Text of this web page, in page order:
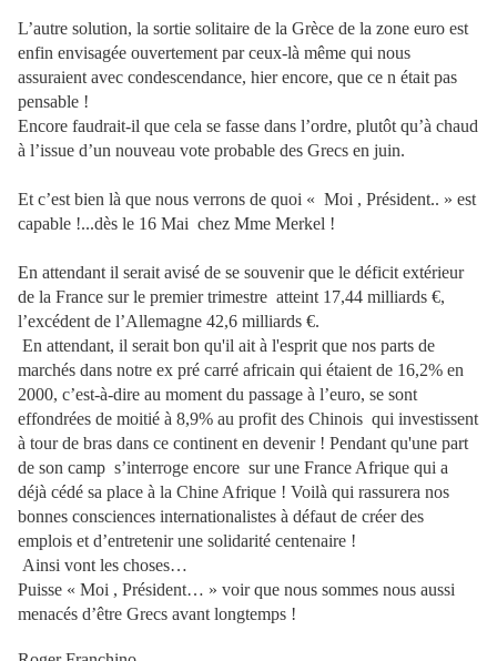
L’autre solution, la sortie solitaire de la Grèce de la zone euro est
enfin envisagée ouvertement par ceux-là même qui nous
assuraient avec condescendance, hier encore, que ce n était pas
pensable !
Encore faudrait-il que cela se fasse dans l’ordre, plutôt qu’à chaud
à l’issue d’un nouveau vote probable des Grecs en juin.
Et c’est bien là que nous verrons de quoi « Moi , Président.. » est
capable !...dès le 16 Mai chez Mme Merkel !
En attendant il serait avisé de se souvenir que le déficit extérieur
de la France sur le premier trimestre atteint 17,44 milliards €,
l’excédent de l’Allemagne 42,6 milliards €.
En attendant, il serait bon qu'il ait à l'esprit que nos parts de
marchés dans notre ex pré carré africain qui étaient de 16,2% en
2000, c’est-à-dire au moment du passage à l’euro, se sont
effondrées de moitié à 8,9% au profit des Chinois qui investissent
à tour de bras dans ce continent en devenir ! Pendant qu'une part
de son camp s’interroge encore sur une France Afrique qui a
déjà cédé sa place à la Chine Afrique ! Voilà qui rassurera nos
bonnes consciences internationalistes à défaut de créer des
emplois et d’entretenir une solidarité centenaire !
Ainsi vont les choses…
Puisse « Moi , Président… » voir que nous sommes nous aussi
menacés d’être Grecs avant longtemps !